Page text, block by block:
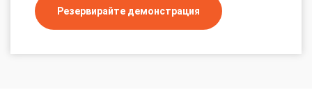
Резервирайте демонстрация